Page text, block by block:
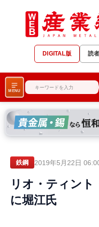
DIGITAL版 読
MENU
鉄鋼 2019年5月22日
リオ・ティン
に堀江氏